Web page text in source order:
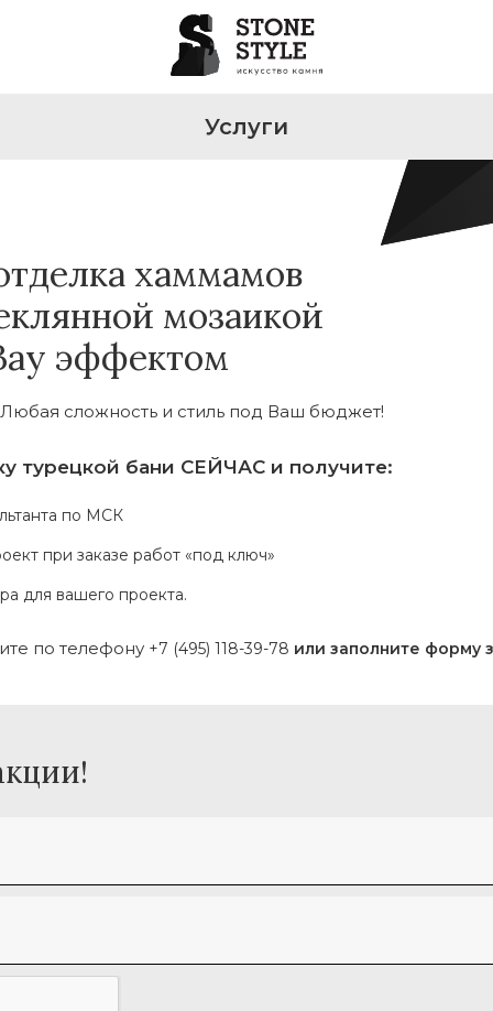
Услуги
хаммамов
мозаикой
эффектом
Любая сложность и стиль под Ваш бюджет!
турецкой бани СЕЙЧАС и получите:
по МСК
при заказе работ «под ключ»
для вашего проекта.
по телефону +7 (495) 118-39-78 или заполните форму